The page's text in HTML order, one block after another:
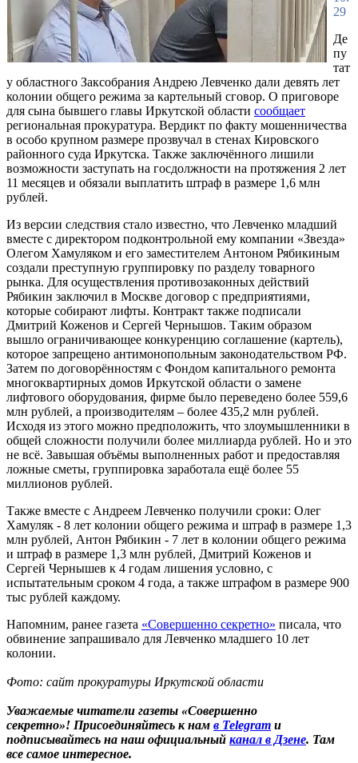
29
Де
пу
тат
у областного Заксобрания Андрею Левченко дали девять лет
колонии общего режима за картельный сговор. О приговоре
для сына бывшего главы Иркутской области сообщает
региональная прокуратура. Вердикт по факту мошенничества
в особо крупном размере прозвучал в стенах Кировского
районного суда Иркутска. Также заключённого лишили
возможности заступать на госдолжности на протяжения 2 лет
11 месяцев и обязали выплатить штраф в размере 1,6 млн
рублей.
Из версии следствия стало известно, что Левченко младший
вместе с директором подконтрольной ему компании «Звезда»
Олегом Хамуляком и его заместителем Антоном Рябикиным
создали преступную группировку по разделу товарного
рынка. Для осуществления противозаконных действий
Рябикин заключил в Москве договор с предприятиями,
которые собирают лифты. Контракт также подписали
Дмитрий Коженов и Сергей Чернышов. Таким образом
вышло ограничивающее конкуренцию соглашение (картель),
которое запрещено антимонопольным законодательством РФ.
Затем по договорённостям с Фондом капитального ремонта
многоквартирных домов Иркутской области о замене
лифтового оборудования, фирме было переведено более 559,6
млн рублей, а производителям – более 435,2 млн рублей.
Исходя из этого можно предположить, что злоумышленники в
общей сложности получили более миллиарда рублей. Но и это
не всё. Завышая объёмы выполненных работ и предоставляя
ложные сметы, группировка заработала ещё более 55
миллионов рублей.
Также вместе с Андреем Левченко получили сроки: Олег
Хамуляк - 8 лет колонии общего режима и штраф в размере 1,3
млн рублей, Антон Рябикин - 7 лет в колонии общего режима
и штраф в размере 1,3 млн рублей, Дмитрий Коженов и
Сергей Чернышев к 4 годам лишения условно, с
испытательным сроком 4 года, а также штрафом в размере 900
тыс рублей каждому.
Напомним, ранее газета «Совершенно секретно» писала, что
обвинение запрашивало для Левченко младшего 10 лет
колонии.
Фото: сайт прокуратуры Иркутской области
Уважаемые читатели газеты «Совершенно
секретно»! Присоединяйтесь к нам в Telegram и
подписывайтесь на наш официальный канал в Дзене. Там
все самое интересное.